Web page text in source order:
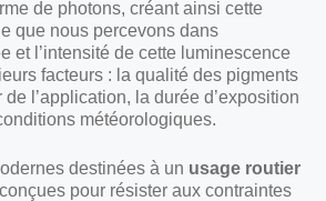
de photons, créant ainsi cette
que nous percevons dans
et l’intensité de cette luminescence
facteurs : la qualité des pigments
de l’application, la durée d’exposition
météorologiques.
destinées à un usage routier
pour résister aux contraintes